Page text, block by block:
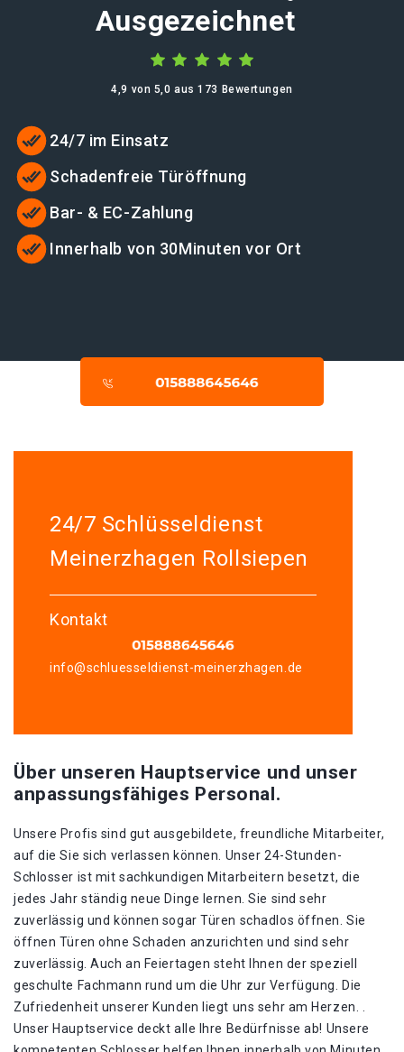
Ausgezeichnet
4,9 von 5,0 aus 173 Bewertungen
24/7 im Einsatz
Schadenfreie Türöffnung
Bar- & EC-Zahlung
Innerhalb von 30Minuten vor Ort
24/7 Schlüsseldienst
Meinerzhagen Rollsiepen
Kontakt
info@schluesseldienst-meinerzhagen.de
Über unseren Hauptservice und unser
anpassungsfähiges Personal.
Unsere Profis sind gut ausgebildete, freundliche Mitarbeiter,
auf die Sie sich verlassen können. Unser 24-Stunden-
Schlosser ist mit sachkundigen Mitarbeitern besetzt, die
jedes Jahr ständig neue Dinge lernen. Sie sind sehr
zuverlässig und können sogar Türen schadlos öffnen. Sie
öffnen Türen ohne Schaden anzurichten und sind sehr
zuverlässig. Auch an Feiertagen steht Ihnen der speziell
geschulte Fachmann rund um die Uhr zur Verfügung. Die
Zufriedenheit unserer Kunden liegt uns sehr am Herzen. .
Unser Hauptservice deckt alle Ihre Bedürfnisse ab! Unsere